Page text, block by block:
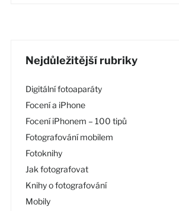
Nejdůležitější rubriky
Digitální fotoaparáty
Focení a iPhone
Focení iPhonem – 100 tipů
Fotografování mobilem
Fotoknihy
Jak fotografovat
Knihy o fotografování
Mobily